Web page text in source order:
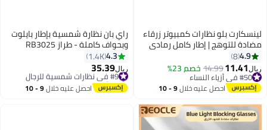
لينسكارت بلو نظارات كمبيوتر زرقاء
مضادة للتوهج | إطار كامل رمادي
مربع الشكل | للرجال والنساء |
متوسط | Lb E13529
4.9
8
ريال 11.41
14.99خصم 23%
#50 في أزياء النساء
#50 في أزياء النساء احصل عليه خلال 9 - 10
راي بان نظارة شمسية بإطار بايلوت
وبحواف كاملة - طراز RB3025
ذهبي رجال
4.3
1.4K
ريال35.39
#9 في نظارات شمسية للرجال
بتخلّص بسرعة
#9 في نظارات شمسية للرجال احصل عليه خلال 9 - 10